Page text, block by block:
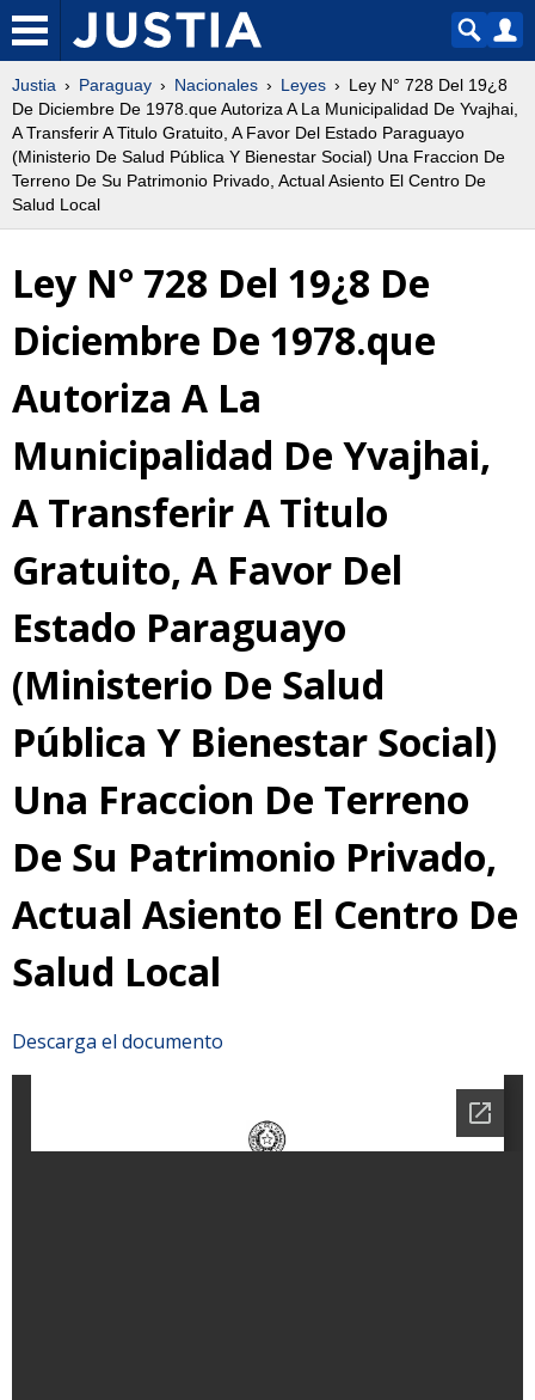
Justia Paraguay Nacionales Leyes
Ley N° 728 Del 19¿8
De Diciembre De 1978.que Autoriza A La Municipalidad De Yvajhai,
A Transferir A Titulo Gratuito, A Favor Del Estado Paraguayo
(Ministerio De Salud Pública Y Bienestar Social) Una Fraccion De
Terreno De Su Patrimonio Privado, Actual Asiento El Centro De
Salud Local
Ley N° 728 Del 19¿8 De
Diciembre De 1978.que
Autoriza A La
Municipalidad De Yvajhai,
A Transferir A Titulo
Gratuito, A Favor Del
Estado Paraguayo
(Ministerio De Salud
Pública Y Bienestar Social)
Una Fraccion De Terreno
De Su Patrimonio Privado,
Actual Asiento El Centro De
Salud Local
Descarga el documento